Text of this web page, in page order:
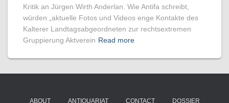
Kritik an Jürgen Wirth Anderlan. Wie Antifa schreibt,
würden „aktuelle Fotos und Videos enge Kontakte des
Kalterer Landtagsabgeordneten zur rechtsextremen
Gruppierung Aktverein Read more
ABOUT ANTIQUARIAT CONTACT DOSSIER